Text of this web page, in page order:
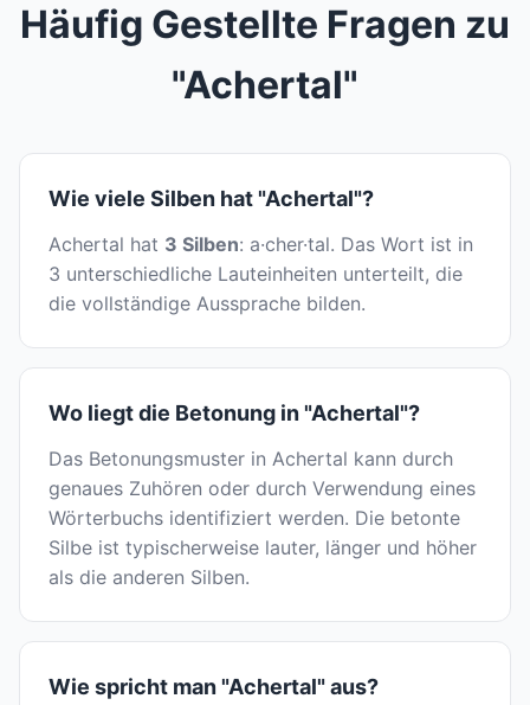
Häufig Gestellte Fragen zu
"Achertal"
Wie viele Silben hat "Achertal"?
Achertal hat 3 Silben: a·cher·tal. Das Wort ist in
3 unterschiedliche Lauteinheiten unterteilt, die
die vollständige Aussprache bilden.
Wo liegt die Betonung in "Achertal"?
Das Betonungsmuster in Achertal kann durch
genaues Zuhören oder durch Verwendung eines
Wörterbuchs identifiziert werden. Die betonte
Silbe ist typischerweise lauter, länger und höher
als die anderen Silben.
Wie spricht man "Achertal" aus?